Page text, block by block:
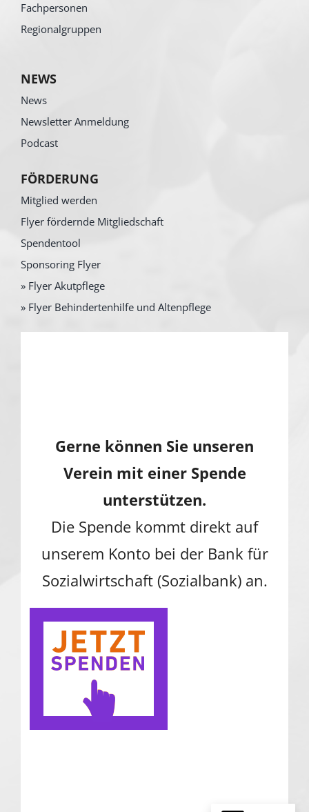
Fachpersonen
Regionalgruppen
NEWS
News
Newsletter Anmeldung
Podcast
FÖRDERUNG
Mitglied werden
Flyer fördernde Mitgliedschaft
Spendentool
Sponsoring Flyer
» Flyer Akutpflege
» Flyer Behindertenhilfe und Altenpflege
Gerne können Sie unseren
Verein mit einer Spende
unterstützen.
Die Spende kommt direkt auf
unserem Konto bei der Bank für
Sozialwirtschaft (Sozialbank) an.